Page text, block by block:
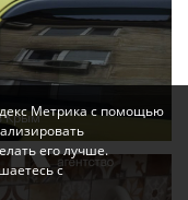
КрымМетрика с помощью
его лучше.
с